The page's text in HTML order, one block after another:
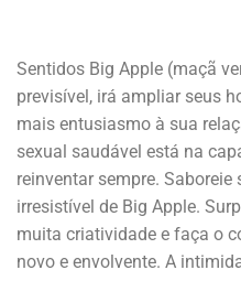
Sentidos Big Apple (maçã
previsível, irá ampliar seus
mais entusiasmo à sua
sexual saudável está na
reinventar sempre.
irresistível de Big Apple.
muita criatividade e faça o
novo e envolvente. A